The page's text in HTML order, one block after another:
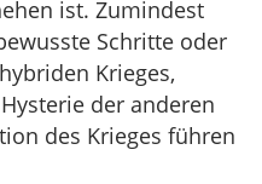
ist. Zumindest
Schritte oder
Krieges,
der anderen
des Krieges führen